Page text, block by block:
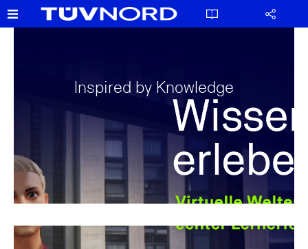
Inspired by Knowledge